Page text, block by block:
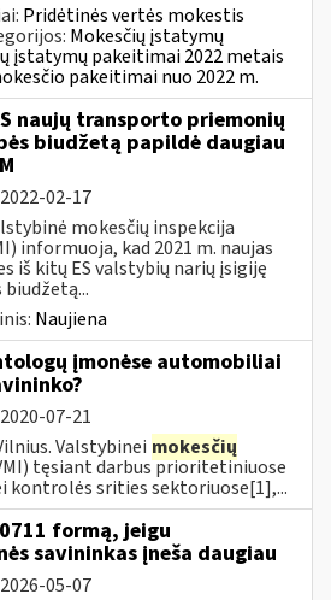
Pridėtinės vertės mokestis
Mokesčių įstatymų
įstatymų pakeitimai 2022 metais
pakeitimai nuo 2022 m.
naujų transporto priemonių
biudžetą papildė daugiau
2022-02-17
mokesčių inspekcija
informuoja, kad 2021 m. naujas
iš kitų ES valstybių narių įsigiję
Naujiena
įmonėse automobiliai
2020-07-21
Valstybinei mokesčių
tęsiant darbus prioritetiniuose
kontrolės srities sektoriuose[1],...
formą, jeigu
savininkas įneša daugiau
2026-05-07